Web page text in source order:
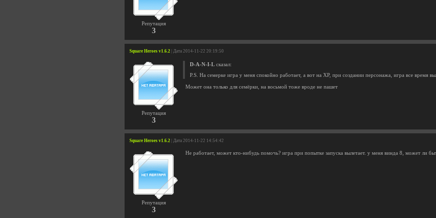
Репутация
3
Square Heroes v1.6.2 | Дата 2014-11-22 20:19:50
Репутация
3
D-A-N-I-L сказал:
P.S. На семерке игра у меня спокойно работает, а вот на XP, при создании персонажа, игра все время
Может она только для семёрки, на восьмой тоже вроде не пашет
Square Heroes v1.6.2 | Дата 2014-11-22 14:54:42
Репутация
3
Не работает, может кто-нибудь помочь? игра при попытке запуска вылетает. у меня винда 8, может ли